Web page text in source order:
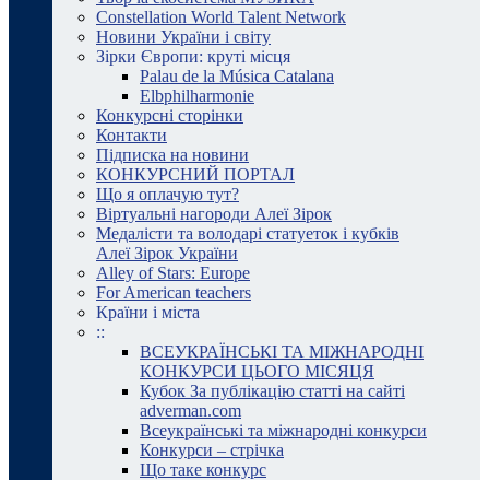
Constellation World Talent Network
Новини України і світу
Зірки Європи: круті місця
Palau de la Música Catalana
Elbphilharmonie
Конкурсні сторінки
Контакти
Підписка на новини
КОНКУРСНИЙ ПОРТАЛ
Що я оплачую тут?
Віртуальні нагороди Алеї Зірок
Медалісти та володарі статуеток і кубків
Алеї Зірок України
Alley of Stars: Europe
For American teachers
Країни і міста
::
ВСЕУКРАЇНСЬКІ ТА МІЖНАРОДНІ
КОНКУРСИ ЦЬОГО МІСЯЦЯ
Кубок За публікацію статті на сайті
adverman.com
Всеукраїнські та міжнародні конкурси
Конкурси – стрічка
Що таке конкурс